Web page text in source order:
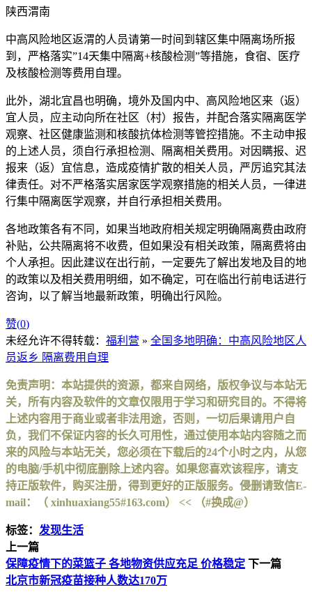
陕西渭南
中高风险地区返渭的人员请第一时间到辖区集中隔离场所报
到，严格落实”14天集中隔离+核酸检测”等措施，食宿、医疗
及核酸检测等费用自理。
此外，湖北宜昌也明确，境外及国内中、高风险地区来（返）
宜人员，应主动向所在社区（村）报告，并配合落实隔离医学
观察、社区健康监测和核酸抗体检测等管控措施。不主动申报
的上述人员，须自行承担检测、隔离相关费用。对因瞒报、迟
报来（返）宜信息，造成疫情扩散的相关人员，严厉追究其法
律责任。对不严格落实居家医学观察措施的相关人员，一律进
行集中隔离医学观察，并自行承担相关费用。
各地政策各有不同，如果当地政府相关规定明确隔离费由政府
补贴，公共隔离将不收费，但如果没有相关政策，隔离费将由
个人承担。因此建议在出行前，一定要先了解出发地及目的地
的政策以及相关费用明细，如不确定，可在临出行前电话进行
咨询，以了解当地最新政策，明确出行风险。
赞(0)
未经允许不得转载： 福利营 » 全国多地明确：中高风险地区人
员返乡 隔离费用自理
免责声明：本站提供的资源，都来自网络，版权争议与本站无
关，所有内容及软件的文章仅限用于学习和研究目的。不得将
上述内容用于商业或者非法用途，否则，一切后果请用户自
负，我们不保证内容的长久可用性，通过使用本站内容随之而
来的风险与本站无关，您必须在下载后的24个小时之内，从您
的电脑/手机中彻底删除上述内容。如果您喜欢该程序，请支
持正版软件，购买注册，得到更好的正版服务。侵删请致信E-
mail：（ xinhuaxiang55#163.com） << （#换成@）
标签： 发现生活
上一篇
保障疫情下的菜篮子 各地物资供应充足 价格稳定 下一篇
北京市新冠疫苗接种人数达170万